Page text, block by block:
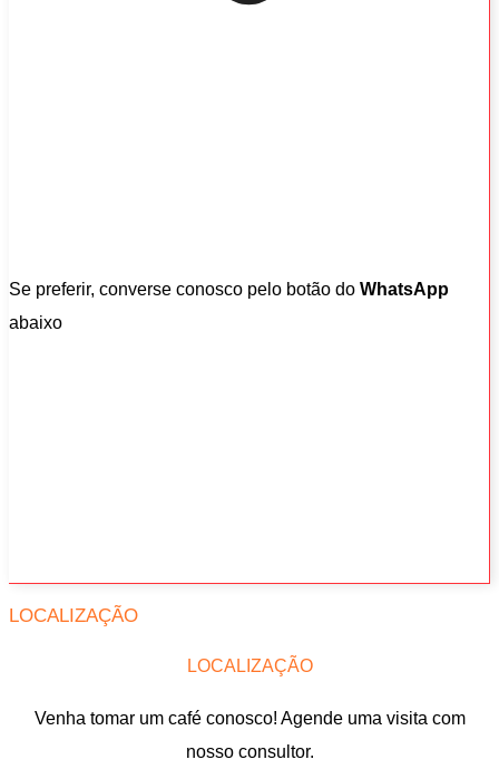
Se preferir, converse conosco pelo botão do WhatsApp
abaixo
LOCALIZAÇÃO
LOCALIZAÇÃO
Venha tomar um café conosco! Agende uma visita com
nosso consultor.